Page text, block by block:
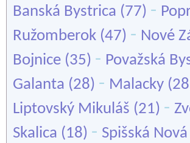
Banská Bystrica (77) -
Ružomberok (47) - Nové
Bojnice (35) - Považská
Galanta (28) - Malacky
Liptovský Mikuláš (21) -
Skalica (18) - Spišská Nová